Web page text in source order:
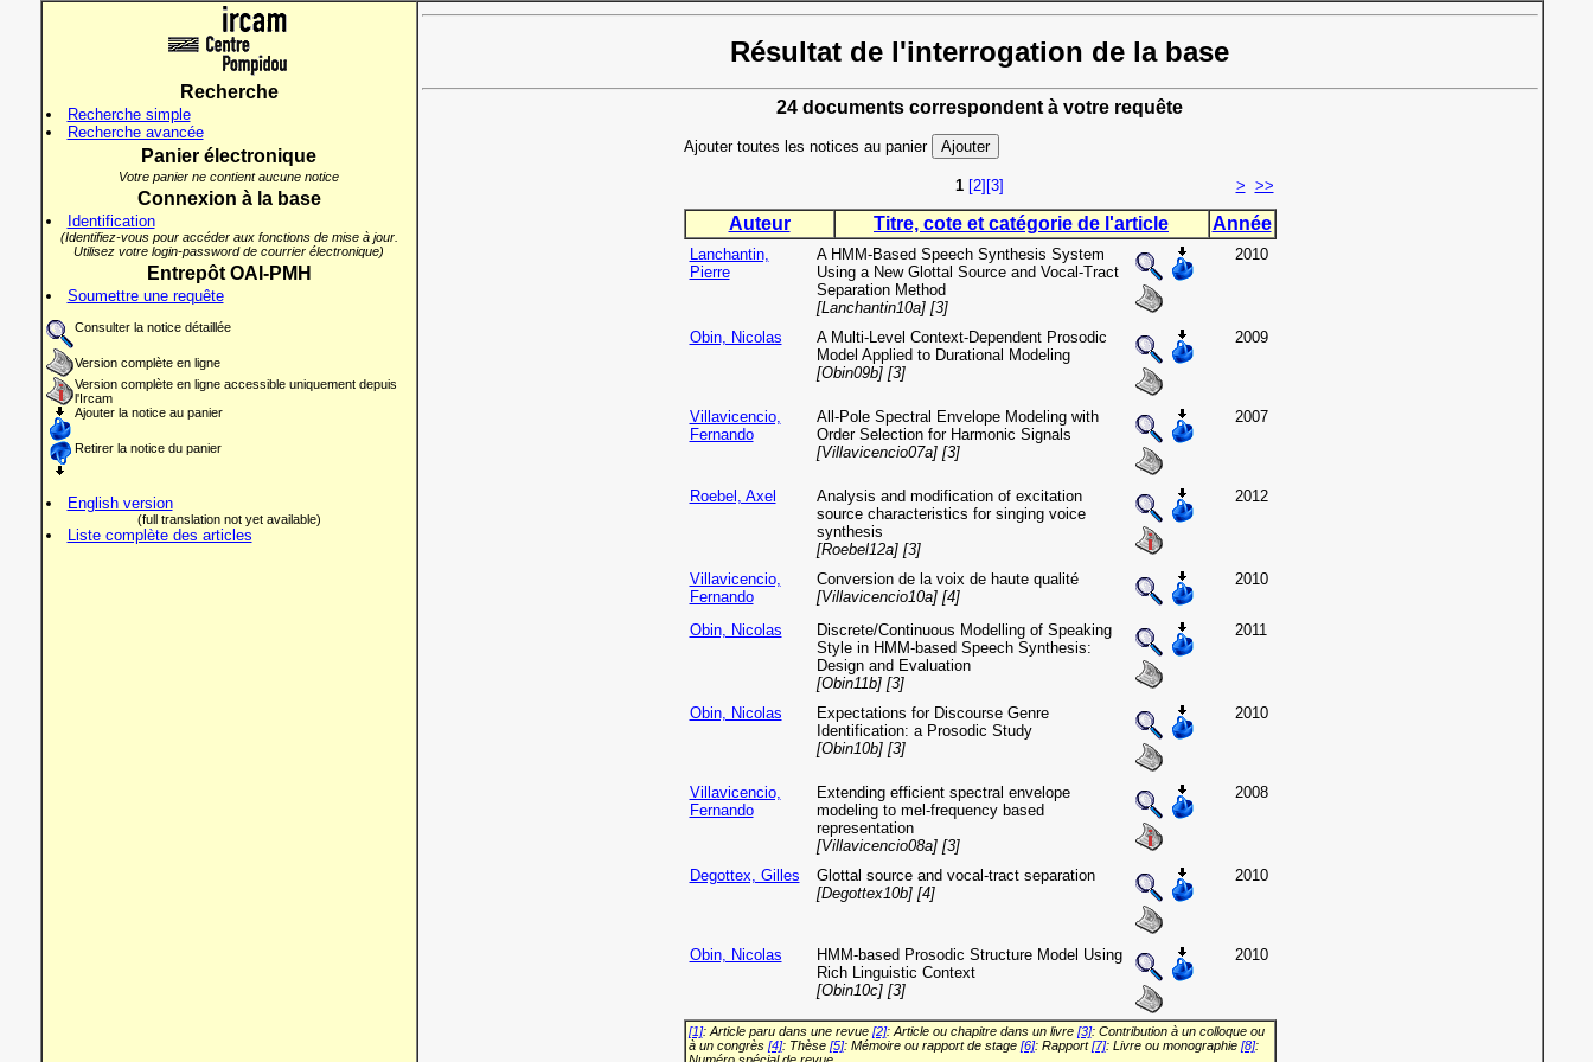
Recherche
Recherche simple
Recherche avancée
Panier électronique
Votre panier ne contient aucune notice
Connexion à la base
Identification
(Identifiez-vous pour accéder aux fonctions de mise à jour.
Utilisez votre login-password de courrier électronique)
Entrepôt OAI-PMH
Soumettre une requête
Consulter la notice détaillée
Version complète en ligne
Version complète en ligne accessible uniquement depuis
l'Ircam
Ajouter la notice au panier
Retirer la notice du panier
English version
(full translation not yet available)
Liste complète des articles
Résultat de l'interrogation de la base
24 documents correspondent à votre requête
Ajouter toutes les notices au panier
1 [2] [3] > >>
Auteur Titre, cote et catégorie de l'article Année
Lanchantin,
Pierre
A HMM-Based Speech Synthesis System
Using a New Glottal Source and Vocal-Tract
Separation Method
[Lanchantin10a] [3]
2010
Obin, Nicolas
A Multi-Level Context-Dependent Prosodic
Model Applied to Durational Modeling
[Obin09b] [3]
2009
Villavicencio,
Fernando
All-Pole Spectral Envelope Modeling with
Order Selection for Harmonic Signals
[Villavicencio07a] [3]
2007
Roebel, Axel
Analysis and modification of excitation
source characteristics for singing voice
synthesis
[Roebel12a] [3]
2012
Villavicencio,
Fernando
Conversion de la voix de haute qualité
[Villavicencio10a] [4]
2010
Obin, Nicolas
Discrete/Continuous Modelling of Speaking
Style in HMM-based Speech Synthesis:
Design and Evaluation
[Obin11b] [3]
2011
Obin, Nicolas
Expectations for Discourse Genre
Identification: a Prosodic Study
[Obin10b] [3]
2010
Villavicencio,
Fernando
Extending efficient spectral envelope
modeling to mel-frequency based
representation
[Villavicencio08a] [3]
2008
Degottex, Gilles
Glottal source and vocal-tract separation
[Degottex10b] [4]
2010
Obin, Nicolas
HMM-based Prosodic Structure Model Using
Rich Linguistic Context
[Obin10c] [3]
2010
[1]: Article paru dans une revue [2]: Article ou chapitre dans un livre [3]: Contribution à un colloque ou
à un congrès [4]: Thèse [5]: Mémoire ou rapport de stage [6]: Rapport[7]: Livre ou monographie [8]: